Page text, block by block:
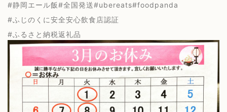
#静岡エール飯#全国発送#ubereats#foodpanda
#ふじのくに安全安心飲食店認証
#ふるさと納税返礼品